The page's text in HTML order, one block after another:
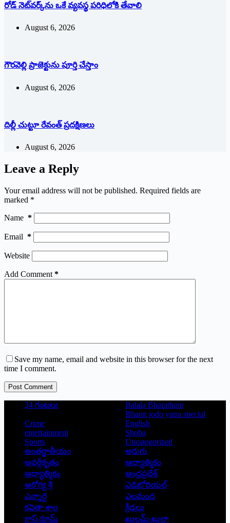
రోడ్ నెట్‌వర్క్‌ను ఒకే వ్య‌వ‌స్థ ప‌రిధిలోకి తేవాలి
August 6, 2026
గౌరవెల్లి ప్రాజెక్టును పూర్తి చేస్తాం
August 6, 2026
దిల్లీ చుట్టూ రేవంత్ ప్ర‌ద‌క్షిణ‌లు
August 6, 2026
Leave a Reply
Your email address will not be published. Required fields are
marked *
Name *
Email *
Website
Add Comment *
Save my name, email and website in this browser for the next
time I comment.
Post Comment
24 గంటలు
Balala Bharatham
Bharat jodo yatra special
Crime
English
entertainment
Shoba
Sports
Uncategorized
అంతర్జాతీయం
అరుగు
అవర్గీకృతం
ఆద్యాత్మికం
ఆధ్యాత్మికం
ఆంధ్రప్రదేశ్
ఆరోగ్య శ్రీ
ఎడిటోరియల్
ఎన్నారై
ఎలమంద
కవితా శాల
క్రీడలు
క్లాస్ రూమ్
ఖుల్లమ్ ఖుల్లా